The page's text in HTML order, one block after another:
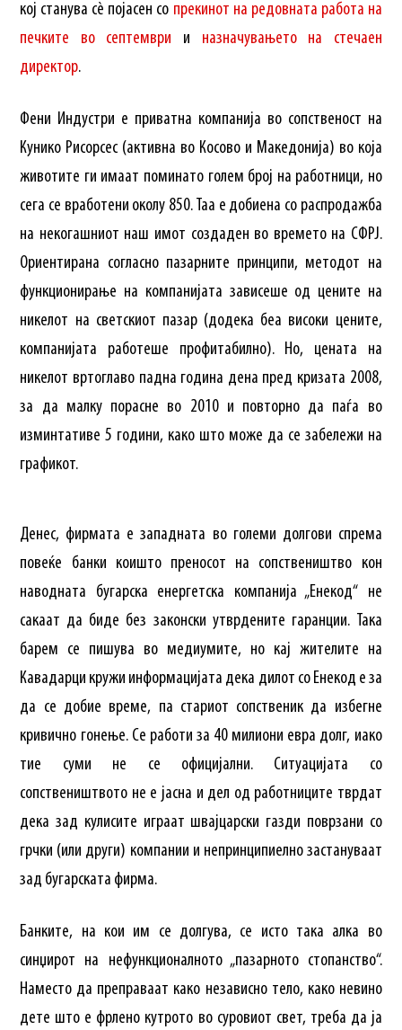
кој станува сè појасен со прекинот на редовната работа на
печките во септември и назначувањето на стечаен
директор.
Фени Индустри е приватна компанија во сопственост на
Кунико Рисорсес (активна во Косово и Македонија) во која
животите ги имаат поминато голем број на работници, но
сега се вработени околу 850. Таа е добиена со распродажба
на некогашниот наш имот создаден во времето на СФРЈ.
Ориентирана согласно пазарните принципи, методот на
функционирање на компанијата зависеше од цените на
никелот на светскиот пазар (додека беа високи цените,
компанијата работеше профитабилно). Но, цената на
никелот вртоглаво падна година дена пред кризата 2008,
за да малку порасне во 2010 и повторно да паѓа во
изминтативе 5 години, како што може да се забележи на
графикот.
Денес, фирмата е западната во големи долгови спрема
повеќе банки коишто преносот на сопствеништво кон
наводната бугарска енергетска компанија „Енекод“ не
сакаат да биде без законски утврдените гаранции. Така
барем се пишува во медиумите, но кај жителите на
Кавадарци кружи информацијата дека дилот со Енекод е за
да се добие време, па стариот сопственик да избегне
кривично гонење. Се работи за 40 милиони евра долг, иако
тие суми не се официјални. Ситуацијата со
сопствеништвото не е јасна и дел од работниците тврдат
дека зад кулисите играат швајцарски газди поврзани со
грчки (или други) компании и непринципиелно застануваат
зад бугарската фирма.
Банките, на кои им се долгува, се исто така алка во
синџирот на нефункционалното „пазарното стопанство“.
Наместо да преправаат како независно тело, како невино
дете што е фрлено кутрото во суровиот свет, треба да ја